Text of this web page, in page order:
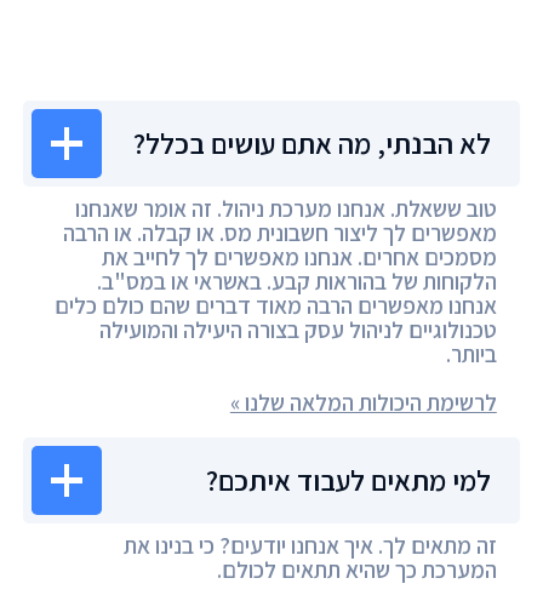
לא הבנתי, מה אתם עושים בכלל?
טוב ששאלת. אנחנו מערכת ניהול. זה אומר שאנחנו
מאפשרים לך ליצור חשבונית מס. או קבלה. או הרבה
מסמכים אחרים. אנחנו מאפשרים לך לחייב את
הלקוחות של בהוראות קבע. באשראי או במס"ב.
אנחנו מאפשרים הרבה מאוד דברים שהם כולם כלים
טכנולוגיים לניהול עסק בצורה היעילה והמועילה
ביותר.
לרשימת היכולות המלאה שלנו »
למי מתאים לעבוד איתכם?
זה מתאים לך. איך אנחנו יודעים? כי בנינו את
המערכת כך שהיא תתאים לכולם.